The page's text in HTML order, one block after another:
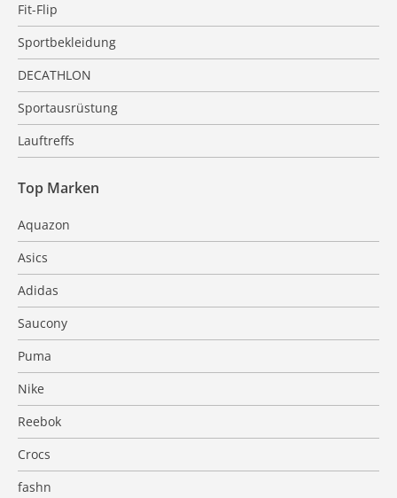
Fit-Flip
Sportbekleidung
DECATHLON
Sportausrüstung
Lauftreffs
Top Marken
Aquazon
Asics
Adidas
Saucony
Puma
Nike
Reebok
Crocs
fashn